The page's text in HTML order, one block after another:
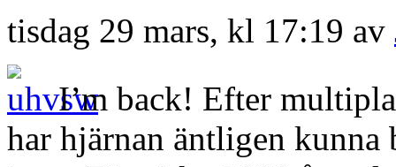
tisdag 29 mars, kl 17:19 av
I’m back! Efter
har hjärnan äntligen kunna